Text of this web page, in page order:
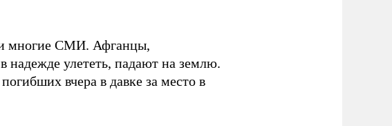
многие СМИ. Афганцы,
надежде улететь, падают на землю.
вчера в давке за место в